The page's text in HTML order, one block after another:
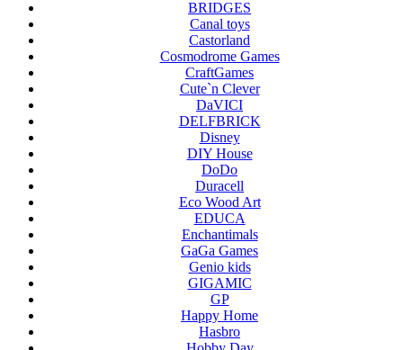
BRIDGES
Canal toys
Castorland
Cosmodrome Games
CraftGames
Cute`n Clever
DaVICI
DELFBRICK
Disney
DIY House
DoDo
Duracell
Eco Wood Art
EDUCA
Enchantimals
GaGa Games
Genio kids
GIGAMIC
GP
Happy Home
Hasbro